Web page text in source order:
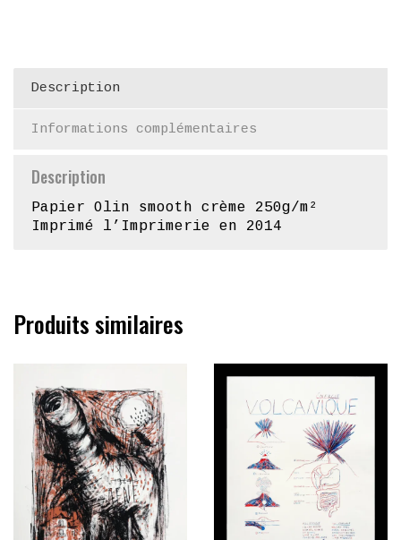
Description
Informations complémentaires
Description
Papier Olin smooth crème 250g/m²
Imprimé l’Imprimerie en 2014
Produits similaires